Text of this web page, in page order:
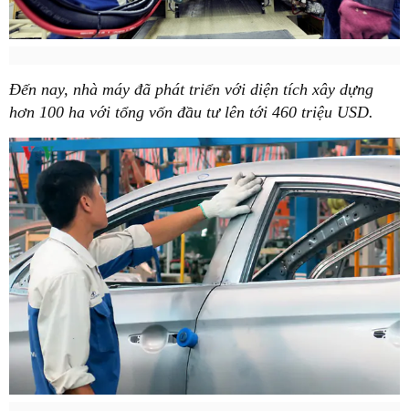
Đến nay, nhà máy đã phát triển với diện tích xây dựng
hơn 100 ha với tổng vốn đầu tư lên tới 460 triệu USD.